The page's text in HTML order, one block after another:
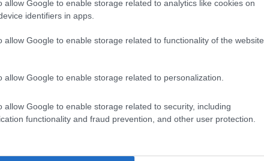
allow Google to enable storage related to analytics like cookies on
identifiers in apps.
allow Google to enable storage related to functionality of the website
allow Google to enable storage related to personalization.
allow Google to enable storage related to security, including
functionality and fraud prevention, and other user protection.
A TURISTAADÓ MEGEMELÉSE
IGAZSÁGOSABB MÉRTÉKBEN
VÁROS FENNTARTÁSÁHOZ,
MENEDZSELÉSÉHEZ.